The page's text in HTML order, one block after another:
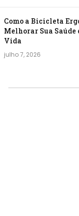
Como a Bicicleta
Melhorar Sua Saúde
Vida
julho 7, 2026